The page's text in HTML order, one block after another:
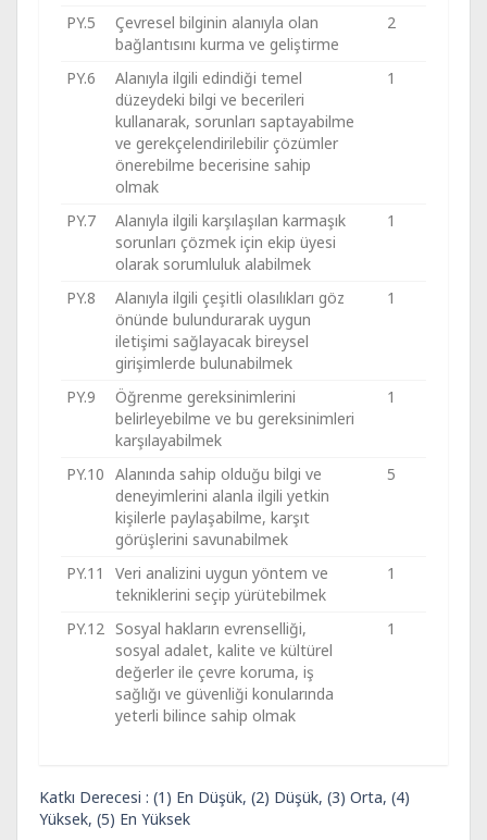
PY.5
Çevresel bilginin alanıyla olan
bağlantısını kurma ve geliştirme
2
PY.6
Alanıyla ilgili edindiği temel
düzeydeki bilgi ve becerileri
kullanarak, sorunları saptayabilme
ve gerekçelendirilebilir çözümler
önerebilme becerisine sahip
olmak
1
PY.7
Alanıyla ilgili karşılaşılan karmaşık
sorunları çözmek için ekip üyesi
olarak sorumluluk alabilmek
1
PY.8
Alanıyla ilgili çeşitli olasılıkları göz
önünde bulundurarak uygun
iletişimi sağlayacak bireysel
girişimlerde bulunabilmek
1
PY.9
Öğrenme gereksinimlerini
belirleyebilme ve bu gereksinimleri
karşılayabilmek
1
PY.10 Alanında sahip olduğu bilgi ve
deneyimlerini alanla ilgili yetkin
kişilerle paylaşabilme, karşıt
görüşlerini savunabilmek
5
PY.11
Veri analizini uygun yöntem ve
tekniklerini seçip yürütebilmek
1
PY.12 Sosyal hakların evrenselliği,
sosyal adalet, kalite ve kültürel
değerler ile çevre koruma, iş
sağlığı ve güvenliği konularında
yeterli bilince sahip olmak
1
Katkı Derecesi : (1) En Düşük, (2) Düşük, (3) Orta, (4)
Yüksek, (5) En Yüksek